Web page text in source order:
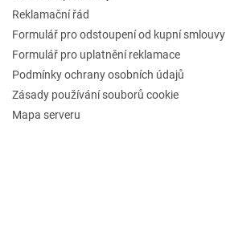
Reklamační řád
Formulář pro odstoupení od kupní smlouvy
Formulář pro uplatnění reklamace
Podmínky ochrany osobních údajů
Zásady používání souborů cookie
Mapa serveru